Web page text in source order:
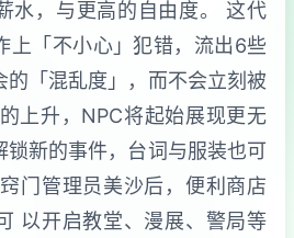
水，与更高的自由度。 这代
上「不小心」犯错，流出6些
的「混乱度」，而不会立刻被
上升，NPC将起始展现更无
锁新的事件，台词与服装也可
门管理员美沙后，便利商店
以开启教堂、漫展、警局等